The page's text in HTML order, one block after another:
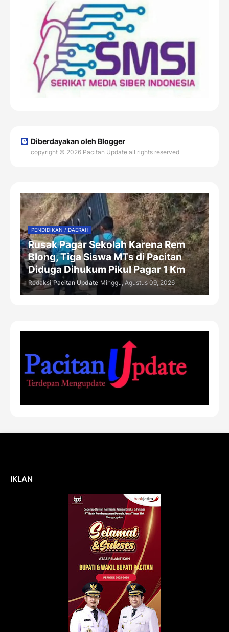
Diberdayakan oleh Blogger
copyright © 2026 Pacitan Update all rights reserved
PENDIDIKAN / DAERAH
Rusak Pagar Sekolah Karena Rem
Blong, Tiga Siswa MTs di Pacitan
Diduga Dihukum Pikul Pagar 1 Km
Redaksi Pacitan Update Minggu, Agustus 09, 2026
IKLAN